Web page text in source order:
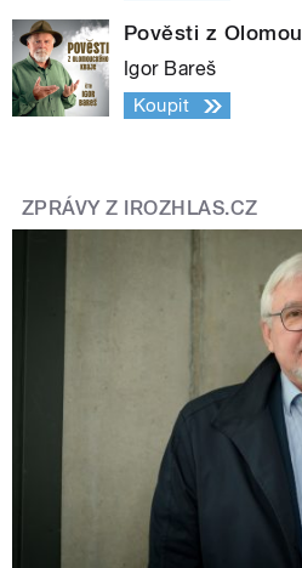
Pověsti z
Igor Bareš
Koupit
ZPRÁVY Z IROZHLAS.CZ